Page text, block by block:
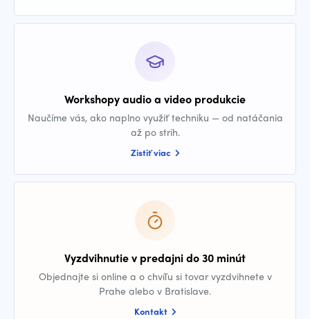
Workshopy audio a video produkcie
Naučíme vás, ako naplno využiť techniku — od natáčania
až po strih.
Zistiť viac
Vyzdvihnutie v predajni do 30 minút
Objednajte si online a o chvíľu si tovar vyzdvihnete v
Prahe alebo v Bratislave.
Kontakt